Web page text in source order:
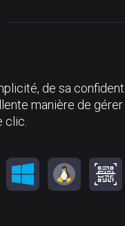
de sa
manière de
clic.